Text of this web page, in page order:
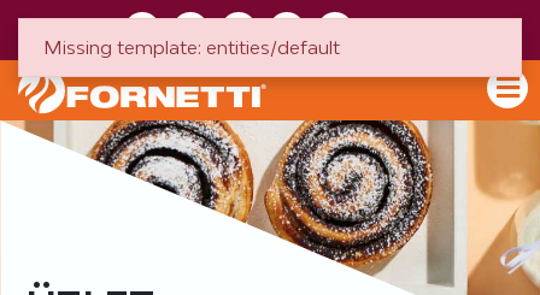
Missing template: entities/default